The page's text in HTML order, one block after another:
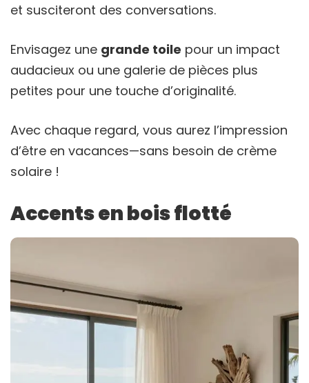
et susciteront des conversations.
Envisagez une grande toile pour un impact
audacieux ou une galerie de pièces plus
petites pour une touche d’originalité.
Avec chaque regard, vous aurez l’impression
d’être en vacances—sans besoin de crème
solaire !
Accents en bois flotté